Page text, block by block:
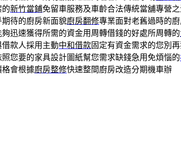
的新竹當鋪免留車服務及車齡合法傳統當舖專營
待的廚房新面貌廚房翻修專業面對老舊過時的
迅速獲得所需的資金用周轉借錢的好處所周轉的
款人採用主動中和借款固定有資金需求的您別
您要的家具設計圖紙幫您需求缺錢急用免煩惱的
格會根據廚房整修快速整間廚房改造分期機車辦